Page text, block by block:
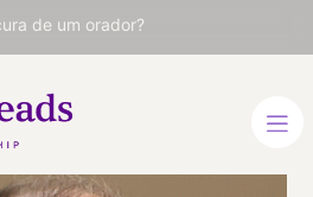
de um orador?